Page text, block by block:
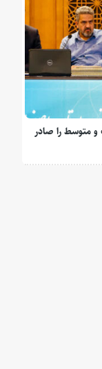
و متوسط را صادر